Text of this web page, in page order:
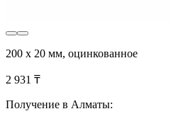
200 х 20 мм, оцинкованное
2 931 ₸
Получение в Алматы: